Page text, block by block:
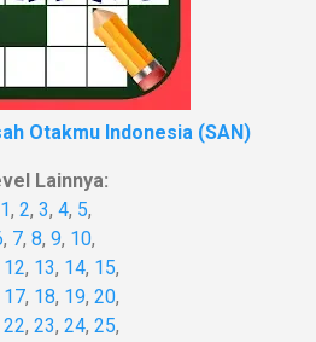
Otakmu Indonesia (SAN)
Lainnya:
1, 2, 3, 4, 5,
, 7, 8, 9, 10,
12, 13, 14, 15,
17, 18, 19, 20,
22, 23, 24, 25,